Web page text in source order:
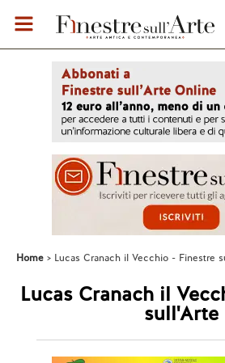
Home Lucas Cranach il Vecchio - Finestre
Lucas Cranach il
sull'Arte